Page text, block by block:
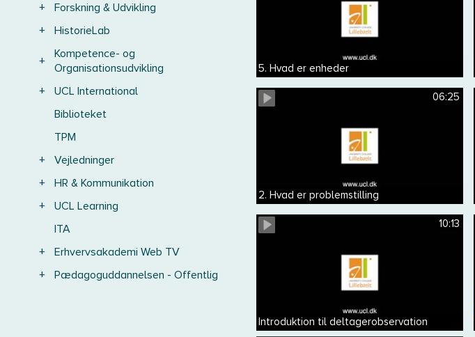
+
Forskning & Udvikling
+
HistorieLab
+
Kompetence- og
Organisationsudvikling
+
UCL International
Biblioteket
TPM
+
Vejledninger
+
HR & Kommunikation
+
UCL Learning
ITA
+
Erhvervsakademi Web TV
+
Pædagoguddannelsen - Offentlig
5. Hvad er enheder
06:25
2. Hvad er problemstilling
10:13
Introduktion til deltagerobservation